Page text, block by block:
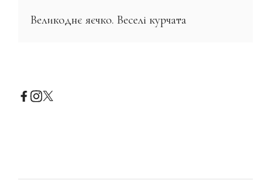
Великоднє яєчко. Веселі курчата